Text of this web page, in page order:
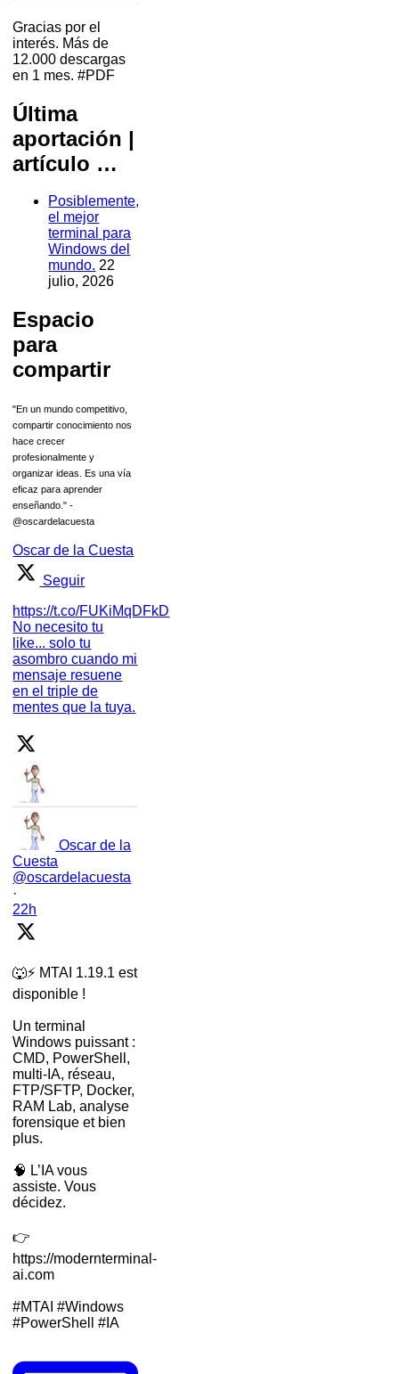
Gracias por el
interés. Más de
12.000 descargas
en 1 mes. #PDF
Última
aportación |
artículo …
Posiblemente,
el mejor
terminal para
Windows del
mundo. 22
julio, 2026
Espacio
para
compartir
"En un mundo competitivo,
compartir conocimiento nos
hace crecer
profesionalmente y
organizar ideas. Es una vía
eficaz para aprender
enseñando." -
@oscardelacuesta
Oscar de la Cuesta
Seguir
https://t.co/FUKiMqDFkD
No necesito tu
like... solo tu
asombro cuando mi
mensaje resuene
en el triple de
mentes que la tuya.
Oscar de la
Cuesta
@oscardelacuesta
·
22h
🐺⚡ MTAI 1.19.1 est
disponible !
Un terminal
Windows puissant :
CMD, PowerShell,
multi-IA, réseau,
FTP/SFTP, Docker,
RAM Lab, analyse
forensique et bien
plus.
🧠 L’IA vous
assiste. Vous
décidez.
👉
https://modernterminal-
ai.com
#MTAI #Windows
#PowerShell #IA